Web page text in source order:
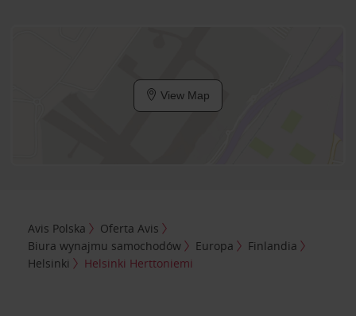
View Map
Avis Polska
Oferta Avis
Biura wynajmu samochodów
Europa
Finlandia
Helsinki
Helsinki Herttoniemi